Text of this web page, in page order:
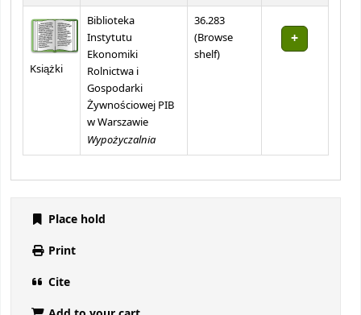
Książki
Biblioteka
Instytutu
Ekonomiki
Rolnictwa i
Gospodarki
Żywnościowej PIB
w Warszawie
Wypożyczalnia
36.283
(Browse
shelf(Opens below)
)
Place hold
Print
Cite